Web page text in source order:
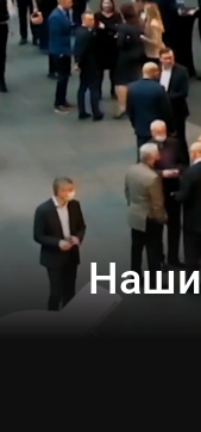
Наши